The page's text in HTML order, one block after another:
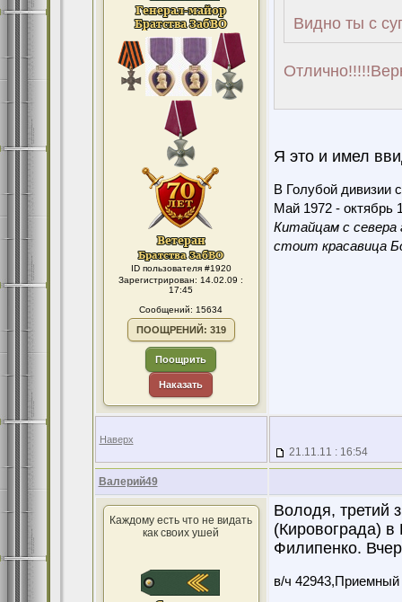
ID пользователя #1920
Зарегистрирован: 14.02.09 :
17:45
Сообщений: 15634
ПООЩРЕНИЙ: 319
Поощрить
Наказать
Видно ты с
Я это и имел
В Голубой дивизии
Май 1972 - октябрь
Китайцам с севера
стоит красавица
Наверх
21.11.11 : 16:54
Валерий49
Каждому есть что не видать
как своих ушей
Володя, третий
(Кировограда) в
Филипенко.
в/ч